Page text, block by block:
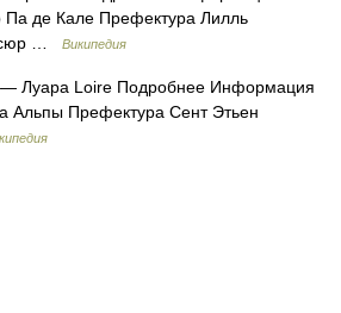
де Кале Префектура Лилль
сюр …
Википедия
— Луара Loire Подробнее Информация
Альпы Префектура Сент Этьен